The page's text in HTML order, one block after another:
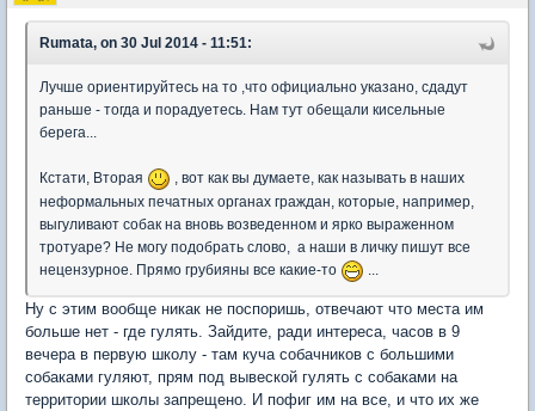
Rumata, on 30 Jul 2014 - 11:51:
Лучше ориентируйтесь на то ,что официально указано, сдадут
раньше - тогда и порадуетесь. Нам тут обещали кисельные
берега...
Кстати, Вторая
, вот как вы думаете, как называть в наших
неформальных печатных органах граждан, которые, например,
выгуливают собак на вновь возведенном и ярко выраженном
тротуаре? Не могу подобрать слово, а наши в личку пишут все
нецензурное. Прямо грубияны все какие-то
...
Ну с этим вообще никак не поспоришь, отвечают что места им
больше нет - где гулять. Зайдите, ради интереса, часов в 9
вечера в первую школу - там куча собачников с большими
собаками гуляют, прям под вывеской гулять с собаками на
территории школы запрещено. И пофиг им на все, и что их же